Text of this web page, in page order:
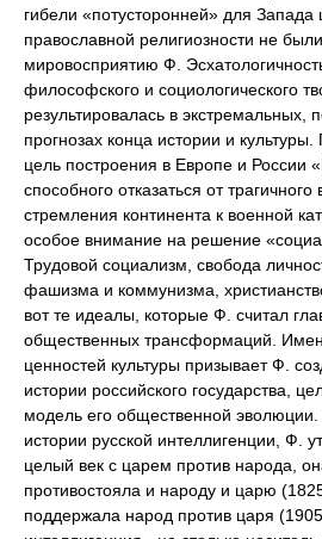
гибели «потусторонней» для Запада
православной религиозности не
мировосприятию Ф.
философского и социологического
результировалась в экстремальных,
прогнозах конца истории и
цель построения в Европе и России
способного отказаться от
стремления континента к военной
особое внимание на решение
Трудовой социализм, свобода
фашизма и коммунизма,
вот те идеалы, которые Ф. считал
общественных трансформаций.
ценностей культуры призывает Ф.
истории российского государства,
модель его общественной
истории русской интеллигенции, Ф.
целый век с царем против народа,
противостояла и народу и царю
поддержала народ против царя